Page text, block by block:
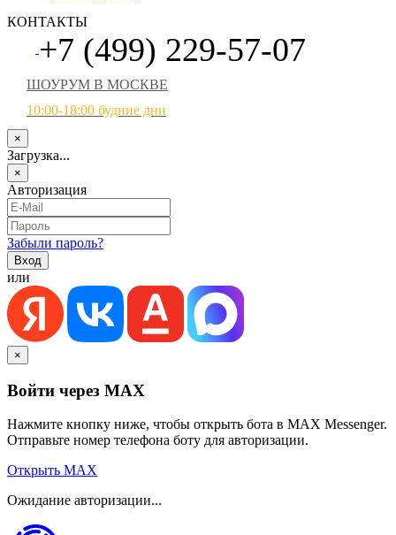
КОНТАКТЫ
+7 (499) 229-57-07
ШОУРУМ В МОСКВЕ
10:00-18:00 будние дни
×
Загрузка...
×
Авторизация
Забыли пароль?
или
×
Войти через MAX
Нажмите кнопку ниже, чтобы открыть бота в MAX Messenger.
Отправьте номер телефона боту для авторизации.
Открыть MAX
Ожидание авторизации...